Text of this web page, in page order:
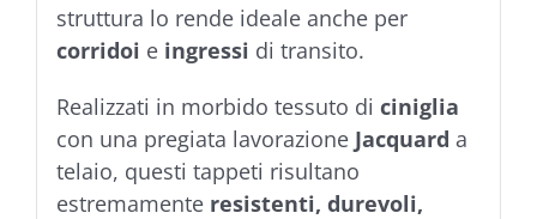
struttura lo rende ideale anche per
corridoi e ingressi di transito.
Realizzati in morbido tessuto di ciniglia
con una pregiata lavorazione Jacquard a
telaio, questi tappeti risultano
estremamente resistenti, durevoli,